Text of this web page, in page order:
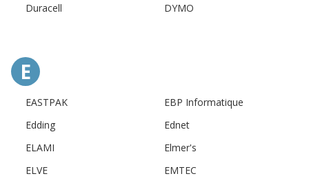
Duracell
DYMO
E
EASTPAK
EBP Informatique
Edding
Ednet
ELAMI
Elmer's
ELVE
EMTEC